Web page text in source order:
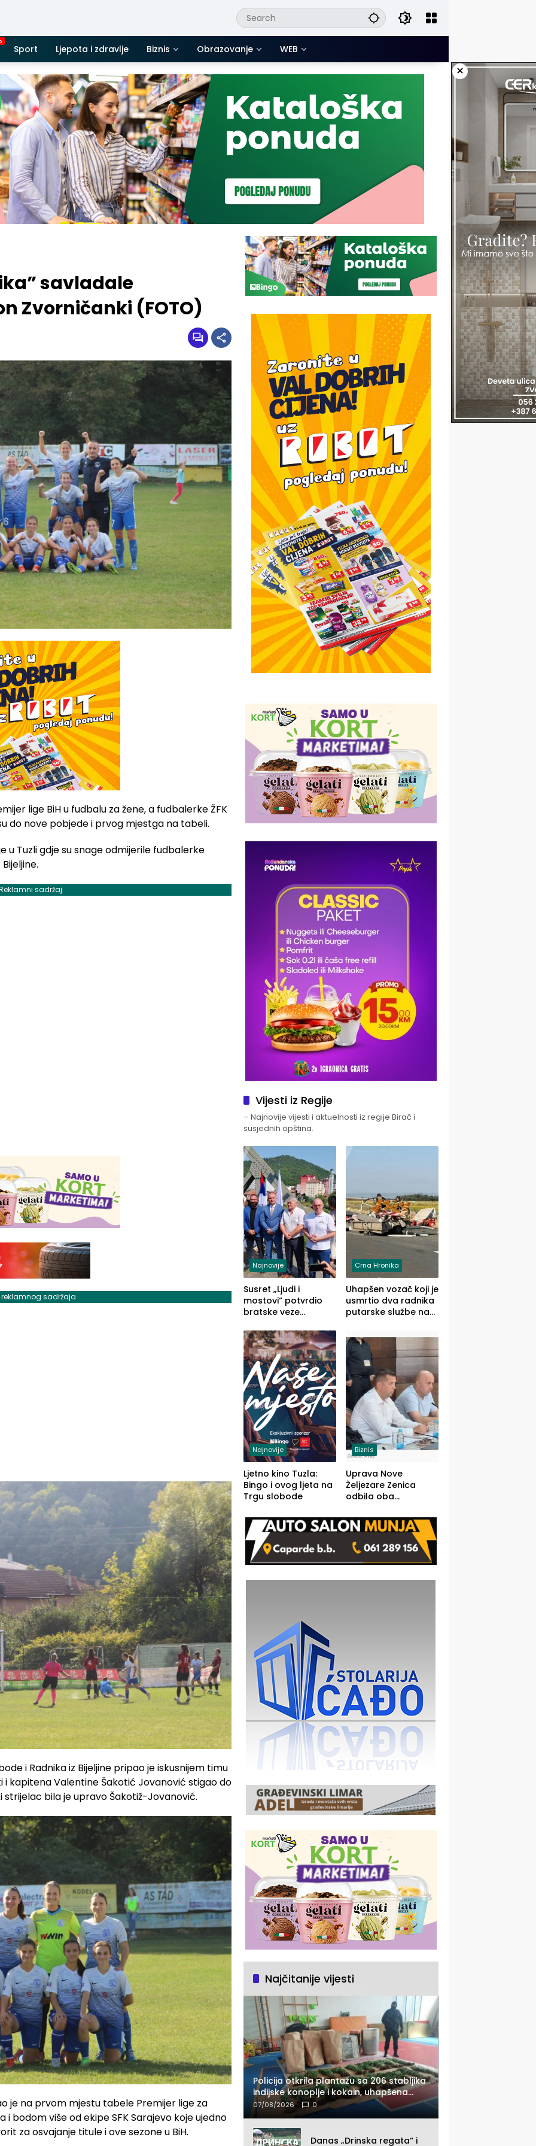
Sport Ljepota i zdravlje Biznis Obrazovanje WEB
×
savladale
Zvorničanki (FOTO)
lige BiH u fudbalu za žene, a fudbalerke ŽFK
do nove pobjede i prvog mjestga na tabeli.
u Tuzli gdje su snage odmijerile fudbalerke
sadržaj
reklamnog sadržaja
i Radnika iz Bijeljine pripao je iskusnijem timu
i kapitena Valentine Šakotić Jovanović stigao do
strijelac bila je upravo Šakotiž-Jovanović.
je na prvom mjestu tabele Premijer lige za
i bodom više od ekipe SFK Sarajevo koje ujedno
za osvajanje titule i ove sezone u BiH.
Vijesti iz Regije
– Najnovije vijesti i aktuelnosti iz regije Birač i
susjednih opština.
Najnovije
Susret „Ljudi i
mostovi“ potvrdio
bratske veze
Zvornika
Crna Hronika
Uhapšen vozač koji je
usmrtio dva radnika
putarske službe na
prema Šapcu
(FOTO)
Najnovije
Ljetno kino Tuzla:
Bingo i ovog ljeta na
Trgu slobode
Biznis
Uprava Nove
Željezare Zenica
odbila oba
FBiH: Ustrajni da je
stečaj jedino rješenje
Najčitanije vijesti
Policija otkrila plantažu sa 206 stabljika
indijske konoplje i kokain, uhapšena
jedna osoba (FOTO)
07/08/2026 0
Danas „Drinska regata“ i